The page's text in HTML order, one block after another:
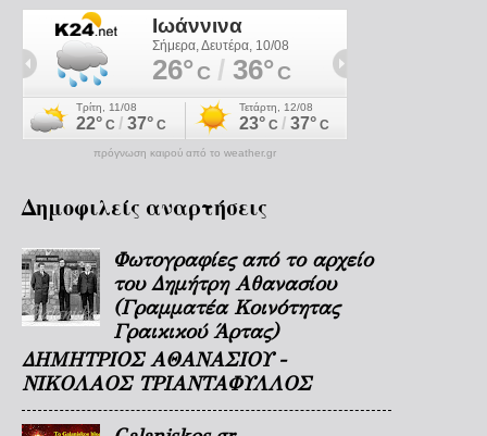
πρόγνωση καιρού από το weather.gr
Δημοφιλείς αναρτήσεις
Φωτογραφίες από το αρχείο
του Δημήτρη Αθανασίου
(Γραμματέα Κοινότητας
Γραικικού Άρτας)
ΔΗΜΗΤΡΙΟΣ ΑΘΑΝΑΣΙΟΥ -
ΝΙΚΟΛΑΟΣ ΤΡΙΑΝΤΑΦΥΛΛΟΣ